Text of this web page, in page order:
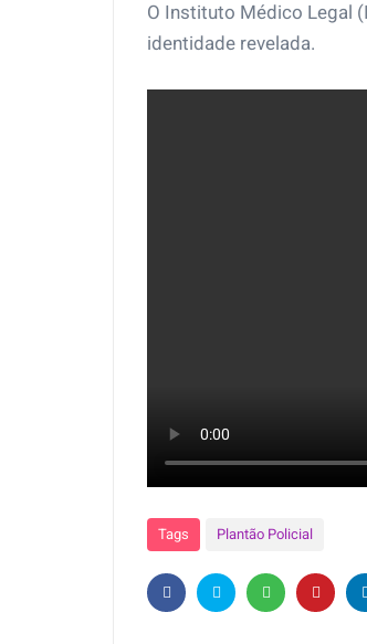
O Instituto Médico Legal
identidade revelada.
Tags Plantão Policial